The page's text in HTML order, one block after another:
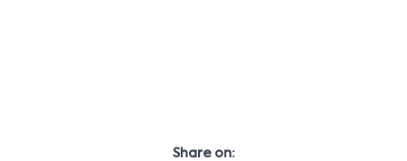
Share on: